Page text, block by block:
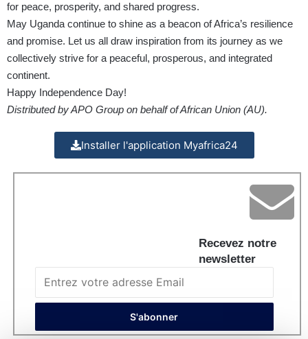
for peace, prosperity, and shared progress.
May Uganda continue to shine as a beacon of Africa’s resilience
and promise. Let us all draw inspiration from its journey as we
collectively strive for a peaceful, prosperous, and integrated
continent.
Happy Independence Day!
Distributed by APO Group on behalf of African Union (AU).
Installer l'application Myafrica24
Recevez notre
newsletter